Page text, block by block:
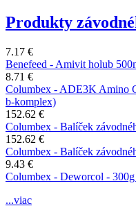
Produkty
7.17 €
Benefeed - Amivit holub
8.71 €
Columbex - ADE3K Amino
b-komplex)
152.62 €
Columbex - Balíček
152.62 €
Columbex - Balíček
9.43 €
Columbex - Deworcol -
...viac